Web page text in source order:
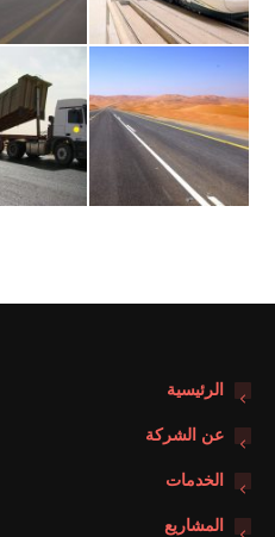
الرئيسية
عن الشركة
الخدمات
المشاريع